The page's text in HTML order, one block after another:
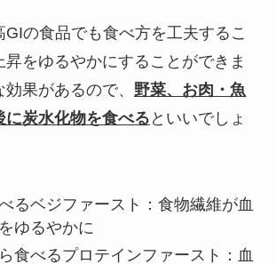
の食品でも食べ方を工夫するこ
昇をゆるやかにすることができま
果があるので、 野菜、お肉・魚
に炭水化物を食べる といいでしょ
るベジファースト：食物繊維が血
ゆるやかに
食べるプロテインファースト：血